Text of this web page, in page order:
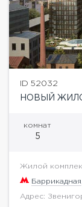
ID 52032
НОВЫЙ
комнат
5
Жилой
Баррикадная
Адрес: